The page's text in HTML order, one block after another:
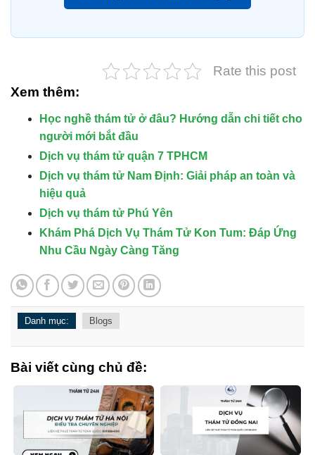
Rate this post
Xem thêm:
Học nghề thám tử ở đâu? Hướng dẫn chi tiết cho
người mới bắt đầu
Dịch vụ thám tử quận 7 TPHCM
Dịch vụ thám tử Nam Định: Giải pháp an toàn và
hiệu quả
Dịch vụ thám tử Phú Yên
Khám Phá Dịch Vụ Thám Tử Kon Tum: Đáp Ứng
Nhu Cầu Ngày Càng Tăng
Danh mục: Blogs
Bài viết cùng chủ đề: